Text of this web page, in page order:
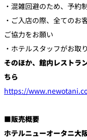
・混雑回避のため、予約
・ご入店の際、全てのお
ご協力をお願い
・ホテルスタッフがお取
そのほか、館内レストラ
ちら
https://
■販売概要
ホテルニューオータニ大